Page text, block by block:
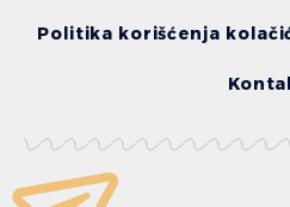
Politika korišćenja